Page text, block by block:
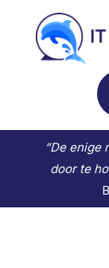
“De enige
door te